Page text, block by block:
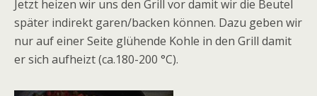
Jetzt heizen wir uns den Grill vor damit wir die Beutel
später indirekt garen/backen können. Dazu geben wir
nur auf einer Seite glühende Kohle in den Grill damit
er sich aufheizt (ca.180-200 °C).